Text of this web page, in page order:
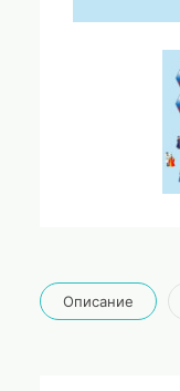
Описание